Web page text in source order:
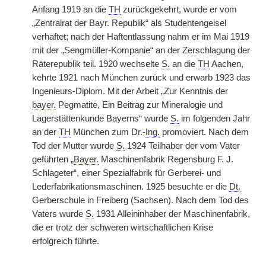
Anfang 1919 an die TH zurückgekehrt, wurde er vom
„Zentralrat der Bayr. Republik“ als Studentengeisel
verhaftet; nach der Haftentlassung nahm er im Mai 1919
mit der „Sengmüller-Kompanie“ an der Zerschlagung der
Räterepublik teil. 1920 wechselte S. an die TH Aachen,
kehrte 1921 nach München zurück und erwarb 1923 das
Ingenieurs-Diplom. Mit der Arbeit „Zur Kenntnis der
bayer. Pegmatite, Ein Beitrag zur Mineralogie und
Lagerstättenkunde Bayerns“ wurde S. im folgenden Jahr
an der TH München zum Dr.- Ing. promoviert. Nach dem
Tod der Mutter wurde S. 1924 Teilhaber der vom Vater
geführten „Bayer. Maschinenfabrik Regensburg F. J.
Schlageter“, einer Spezialfabrik für Gerberei- und
Lederfabrikationsmaschinen. 1925 besuchte er die Dt.
Gerberschule in Freiberg (Sachsen). Nach dem Tod des
Vaters wurde S. 1931 Alleininhaber der Maschinenfabrik,
die er trotz der schweren wirtschaftlichen Krise
erfolgreich führte.